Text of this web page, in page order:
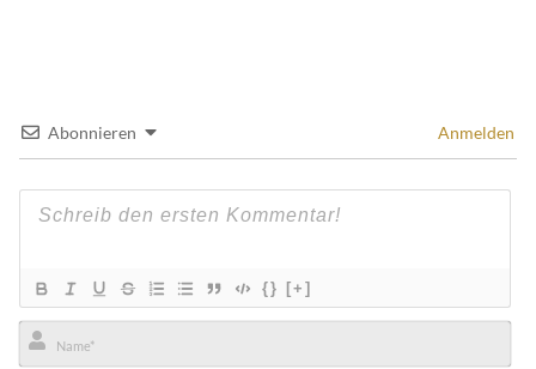
Abonnieren Anmelden
{} [+]